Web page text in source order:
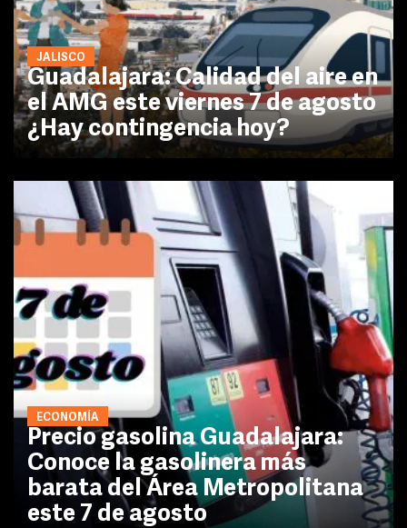
JALISCO
Guadalajara: Calidad del aire en
el AMG este viernes 7 de agosto
¿Hay contingencia hoy?
ECONOMÍA
Precio gasolina Guadalajara:
Conoce la gasolinera más
barata del Área Metropolitana
este 7 de agosto